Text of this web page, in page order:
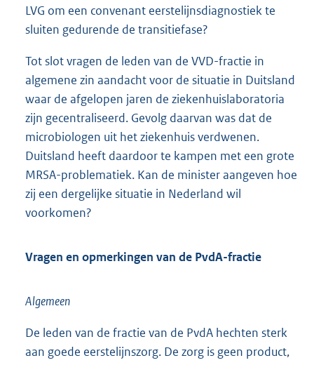
LVG om een convenant eerstelijnsdiagnostiek te
sluiten gedurende de transitiefase?
Tot slot vragen de leden van de VVD-fractie in
algemene zin aandacht voor de situatie in Duitsland
waar de afgelopen jaren de ziekenhuislaboratoria
zijn gecentraliseerd. Gevolg daarvan was dat de
microbiologen uit het ziekenhuis verdwenen.
Duitsland heeft daardoor te kampen met een grote
MRSA-problematiek. Kan de minister aangeven hoe
zij een dergelijke situatie in Nederland wil
voorkomen?
Vragen en opmerkingen van de PvdA-fractie
Algemeen
De leden van de fractie van de PvdA hechten sterk
aan goede eerstelijnszorg. De zorg is geen product,